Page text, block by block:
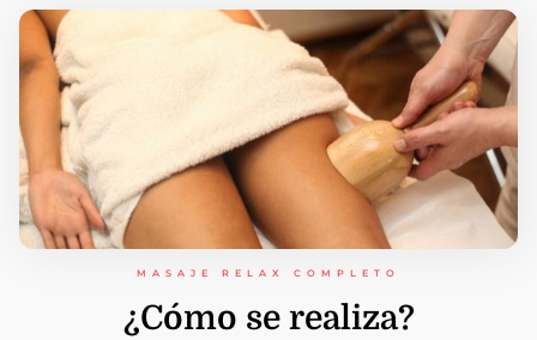
MASAJE RELAX COMPLETO
¿Cómo se realiza?